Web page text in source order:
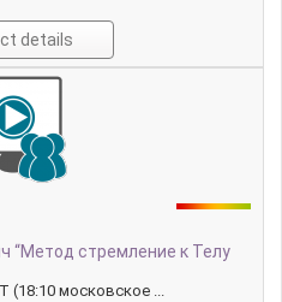
details
“Метод стремление к Телу
(18:10 московское ...